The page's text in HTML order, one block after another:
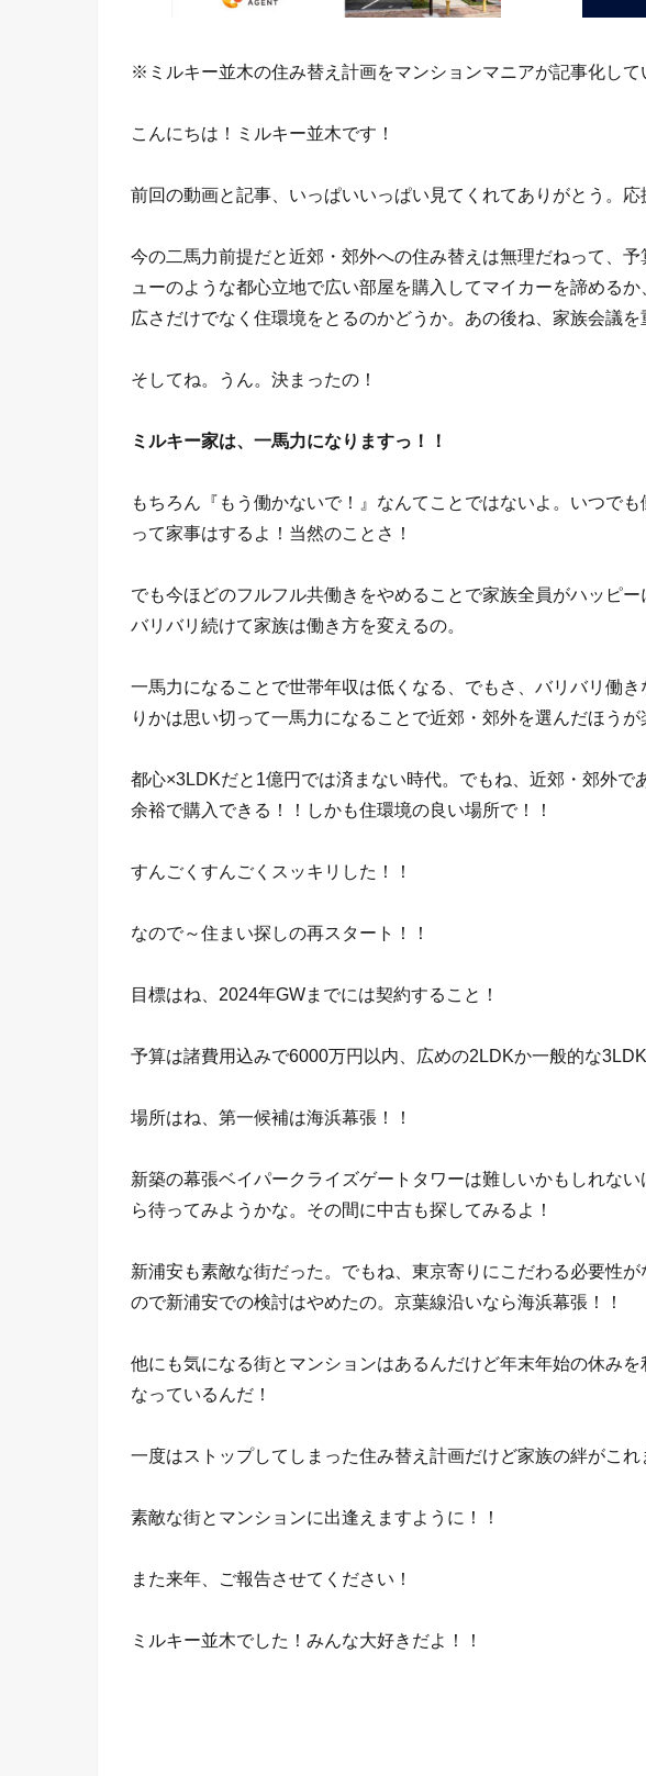
※ミルキー並木の住み替え計画をマンションマニアが記事化して
こんにちは！ミルキー並木です！
前回の動画と記事、いっぱいいっぱい見てくれてありがとう。応
今の二馬力前提だと近郊・郊外への住み替えは無理だねって、
ューのような都心立地で広い部屋を購入してマイカーを諦める
広さだけでなく住環境をとるのかどうか。あの後ね、家族会議を
そしてね。うん。決まったの！
ミルキー家は、一馬力になりますっ！！
もちろん『もう働かないで！』なんてことではないよ。いつで
って家事はするよ！当然のことさ！
でも今ほどのフルフル共働きをやめることで家族全員がハッピ
バリバリ続けて家族は働き方を変えるの。
一馬力になることで世帯年収は低くなる、でもさ、バリバリ働
りかは思い切って一馬力になることで近郊・郊外を選んだほうが
都心×3LDKだと1億円では済まない時代。でもね、近郊・郊外
余裕で購入できる！！しかも住環境の良い場所で！！
すんごくすんごくスッキリした！！
なので～住まい探しの再スタート！！
目標はね、2024年GWまでには契約すること！
予算は諸費用込みで6000万円以内、広めの2LDKか一般的な
場所はね、第一候補は海浜幕張！！
新築の幕張ベイパークライズゲートタワーは難しいかもしれな
ら待ってみようかな。その間に中古も探してみるよ！
新浦安も素敵な街だった。でもね、東京寄りにこだわる必要性
ので新浦安での検討はやめたの。京葉線沿いなら海浜幕張！！
他にも気になる街とマンションはあるんだけど年末年始の休み
なっているんだ！
一度はストップしてしまった住み替え計画だけど家族の絆がこれ
素敵な街とマンションに出逢えますように！！
また来年、ご報告させてください！
ミルキー並木でした！みんな大好きだよ！！